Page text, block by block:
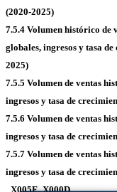
(2020-2025)
7.5.4 Volumen histórico de
globales, ingresos y tasa
2025)
7.5.5 Volumen de ventas
ingresos y tasa de
7.5.6 Volumen de ventas
ingresos y tasa de
7.5.7 Volumen de ventas
ingresos y tasa de
_X005F_X000D_